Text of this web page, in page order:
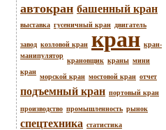
автокран башенный кран
выставка гусеничный кран двигатель
завод козловой кран кран кран-
манипулятор крановщик краны мини
кран морской кран мостовой кран отчет
подъемный кран портовый кран
производство промышленность рынок
спецтехника статистика